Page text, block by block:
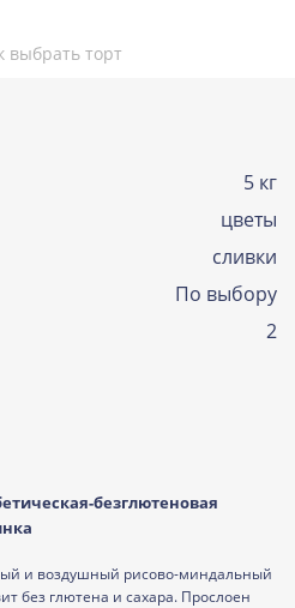
выбрать торт
5 кг
цветы
сливки
По выбору
2
безглютеновая
и воздушный рисово-миндальный
без глютена и сахара. Прослоен